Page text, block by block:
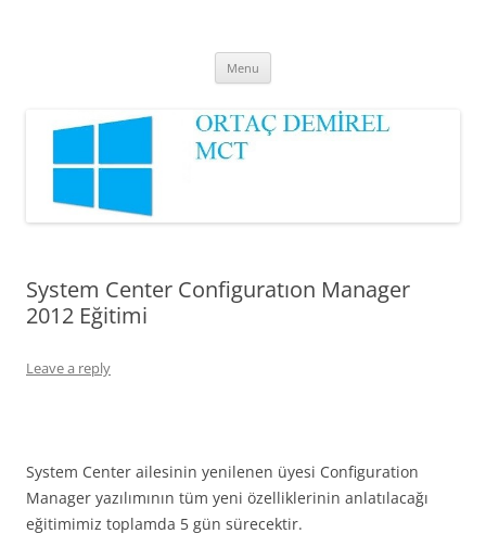
Menu
System Center Configuratıon Manager
2012 Eğitimi
Leave a reply
System Center ailesinin yenilenen üyesi Configuration
Manager yazılımının tüm yeni özelliklerinin anlatılacağı
eğitimimiz toplamda 5 gün sürecektir.